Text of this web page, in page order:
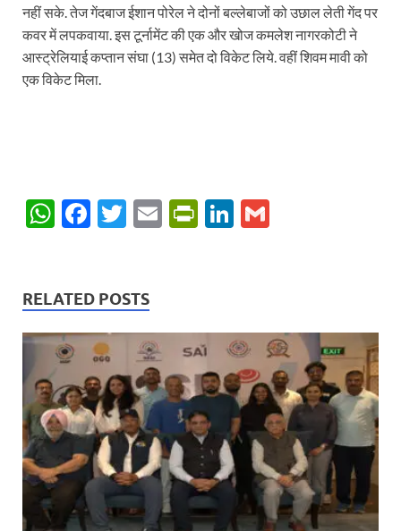
नहीं सके. तेज गेंदबाज ईशान पोरेल ने दोनों बल्लेबाजों को उछाल लेती गेंद पर
कवर में लपकवाया. इस टूर्नामेंट की एक और खोज कमलेश नागरकोटी ने
आस्ट्रेलियाई कप्तान संघा (13) समेत दो विकेट लिये. वहीं शिवम मावी को
एक विकेट मिला.
W
s
A
p
p
F
b
o
o
k
T
er
E
P
ie
n
dl
y
Li
dI
n
RELATED POSTS